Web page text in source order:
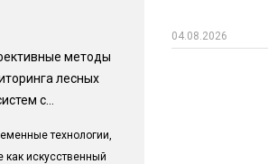
методы
лесных
с...
технологии,
как искусственный
04.08.2026